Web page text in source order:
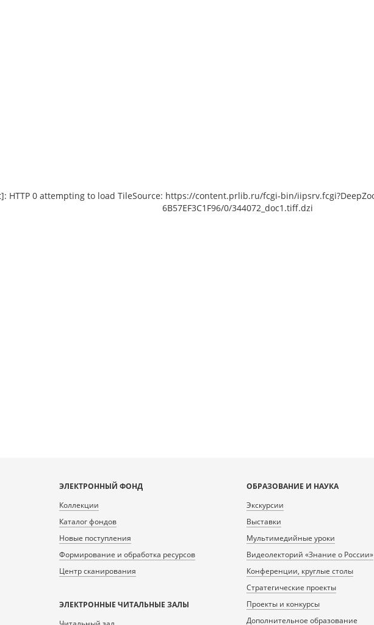
HTTP 0 attempting to load TileSource: https://content.prlib.ru/fcgi-bin/
6B57EF3C1F96/0/344072_doc1.tiff.dzi
ЭЛЕКТРОННЫЙ ФОНД
Коллекции
Каталог фондов
Новые поступления
Формирование и обработка ресурсов
Центр сканирования
ЭЛЕКТРОННЫЕ ЧИТАЛЬНЫЕ ЗАЛЫ
ОБРАЗОВАНИЕ И НАУКА
Экскурсии
Выставки
Мультимедийные уроки
Видеолекторий «Знание о России»
Конференции, круглые столы
Стратегические проекты
Проекты и конкурсы
Дополнительное образование